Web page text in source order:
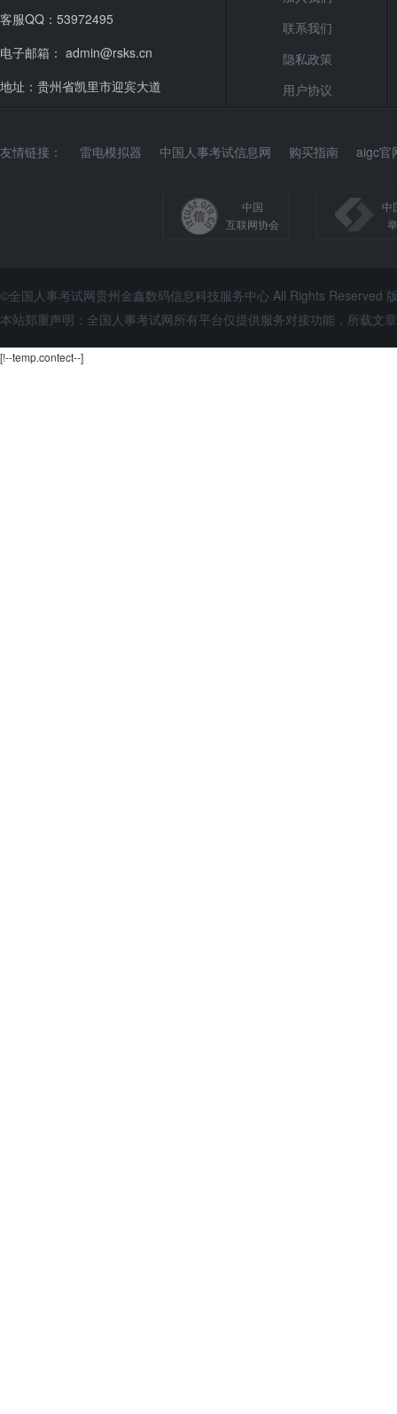
客服QQ：53972495
电子邮箱： admin@rsks.cn
地址：贵州省凯里市迎宾大道
联系我们
隐私政策
用户协议
友情链接： 雷电模拟器 中国人事考试信息网 购买指南 aigc官
中国
互联网协会
中
©全国人事考试网贵州金鑫数码信息科技服务中心 All Rights Reserved
本站郑重声明：全国人事考试网所有平台仅提供服务对接功能，所载文
[!--temp.contect--]